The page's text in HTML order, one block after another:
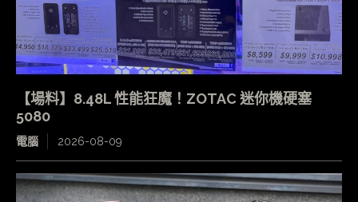
【場料】8.48L 性能狂魔！ZOTAC 迷你機硬塞
5080
電腦 2026-08-09